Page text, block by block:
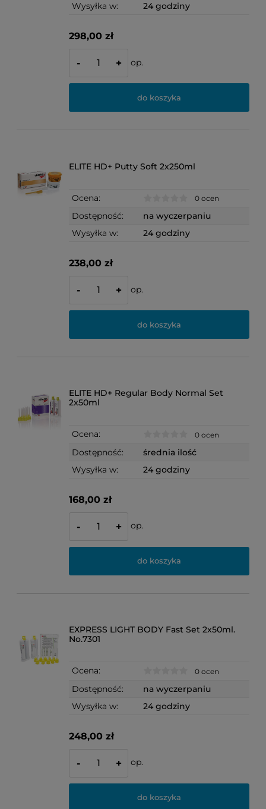
Wysyłka w:
24 godziny
298,00 zł
- + op.
do koszyka
ELITE HD+ Putty Soft 2x250ml
Ocena: 0 ocen
Dostępność:
na wyczerpaniu
Wysyłka w:
24 godziny
238,00 zł
- + op.
do koszyka
ELITE HD+ Regular Body Normal Set
2x50ml
Ocena: 0 ocen
Dostępność:
średnia ilość
Wysyłka w:
24 godziny
168,00 zł
- + op.
do koszyka
EXPRESS LIGHT BODY Fast Set 2x50ml.
No.7301
Ocena: 0 ocen
Dostępność:
na wyczerpaniu
Wysyłka w:
24 godziny
248,00 zł
- + op.
do koszyka